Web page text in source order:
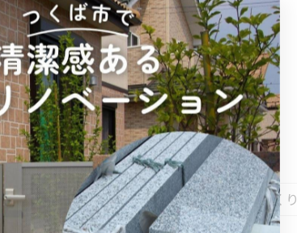
一覧に戻る
関連タグ
#庭 #造園 #オリジナル #活用 #庭づくり